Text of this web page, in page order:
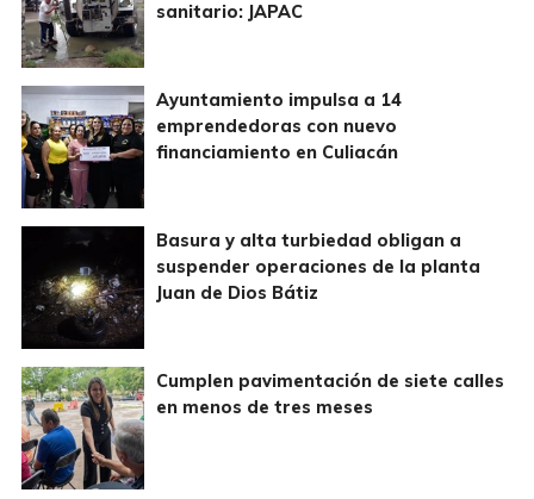
sanitario: JAPAC
Ayuntamiento impulsa a 14
emprendedoras con nuevo
financiamiento en Culiacán
Basura y alta turbiedad obligan a
suspender operaciones de la planta
Juan de Dios Bátiz
Cumplen pavimentación de siete calles
en menos de tres meses